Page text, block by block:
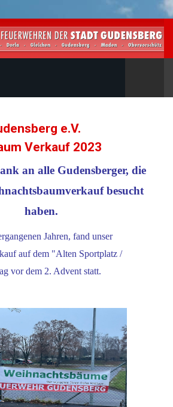
e.V.
Verkauf 2023
an alle Gudensberger, die
besucht
haben.
Jahren, fand unser
auf dem "Alten Sportplatz /
vor dem 2. Advent statt.